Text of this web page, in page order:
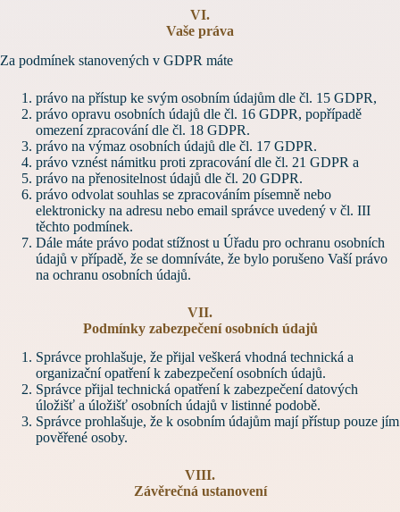
VI.
Vaše práva
Za podmínek stanovených v GDPR máte
právo na přístup ke svým osobním údajům dle čl. 15 GDPR,
právo opravu osobních údajů dle čl. 16 GDPR, popřípadě
omezení zpracování dle čl. 18 GDPR.
právo na výmaz osobních údajů dle čl. 17 GDPR.
právo vznést námitku proti zpracování dle čl. 21 GDPR a
právo na přenositelnost údajů dle čl. 20 GDPR.
právo odvolat souhlas se zpracováním písemně nebo
elektronicky na adresu nebo email správce uvedený v čl. III
těchto podmínek.
Dále máte právo podat stížnost u Úřadu pro ochranu osobních
údajů v případě, že se domníváte, že bylo porušeno Vaší právo
na ochranu osobních údajů.
VII.
Podmínky zabezpečení osobních údajů
Správce prohlašuje, že přijal veškerá vhodná technická a
organizační opatření k zabezpečení osobních údajů.
Správce přijal technická opatření k zabezpečení datových
úložišť a úložišť osobních údajů v listinné podobě.
Správce prohlašuje, že k osobním údajům mají přístup pouze jím
pověřené osoby.
VIII.
Závěrečná ustanovení